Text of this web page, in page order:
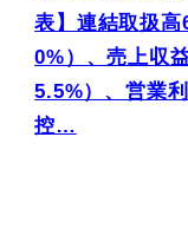
表】連結取扱
0%）、売上収
5.5%）、営業
控…